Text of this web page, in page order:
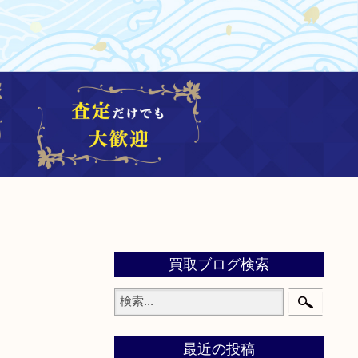
買取ブログ検索
最近の投稿